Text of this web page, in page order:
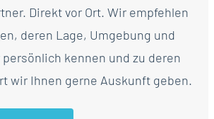
Direkt vor Ort. Wir empfehlen
deren Lage, Umgebung und
kennen und zu deren
wir Ihnen gerne Auskunft geben.